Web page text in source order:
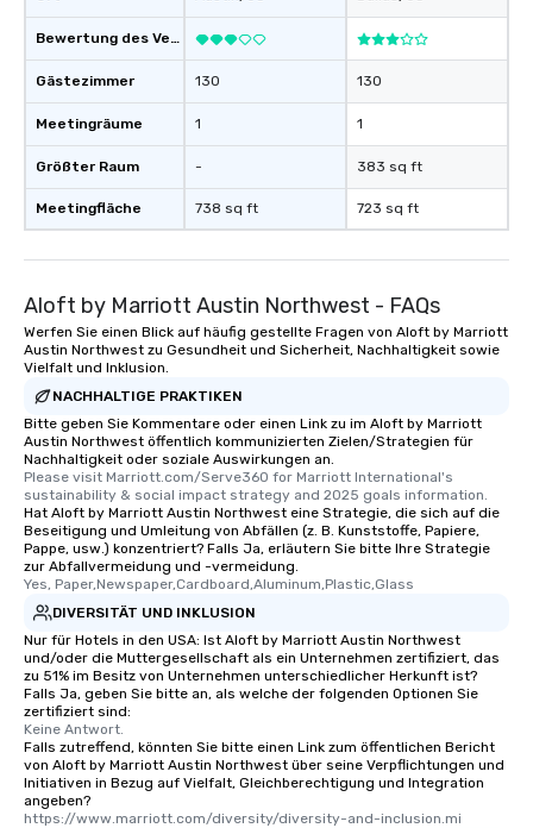
Bewertung des Veranstaltungsortes
Gästezimmer
Meetingräume
Größter Raum
Meetingfläche
130
1
-
738 sq ft
130
1
383 sq ft
723 sq ft
Aloft by Marriott Austin Northwest - FAQs
Werfen Sie einen Blick auf häufig gestellte Fragen von Aloft by Marriott
Austin Northwest zu Gesundheit und Sicherheit, Nachhaltigkeit sowie
Vielfalt und Inklusion.
NACHHALTIGE PRAKTIKEN
Bitte geben Sie Kommentare oder einen Link zu im Aloft by Marriott
Austin Northwest öffentlich kommunizierten Zielen/Strategien für
Nachhaltigkeit oder soziale Auswirkungen an.
Please visit Marriott.com/Serve360 for Marriott International's
sustainability & social impact strategy and 2025 goals information.
Hat Aloft by Marriott Austin Northwest eine Strategie, die sich auf die
Beseitigung und Umleitung von Abfällen (z. B. Kunststoffe, Papiere,
Pappe, usw.) konzentriert? Falls Ja, erläutern Sie bitte Ihre Strategie
zur Abfallvermeidung und -vermeidung.
Yes, Paper,Newspaper,Cardboard,Aluminum,Plastic,Glass
DIVERSITÄT UND INKLUSION
Nur für Hotels in den USA: Ist Aloft by Marriott Austin Northwest
und/oder die Muttergesellschaft als ein Unternehmen zertifiziert, das
zu 51% im Besitz von Unternehmen unterschiedlicher Herkunft ist?
Falls Ja, geben Sie bitte an, als welche der folgenden Optionen Sie
zertifiziert sind:
Keine Antwort.
Falls zutreffend, könnten Sie bitte einen Link zum öffentlichen Bericht
von Aloft by Marriott Austin Northwest über seine Verpflichtungen und
Initiativen in Bezug auf Vielfalt, Gleichberechtigung und Integration
angeben?
https://www.marriott.com/diversity/diversity-and-inclusion.mi